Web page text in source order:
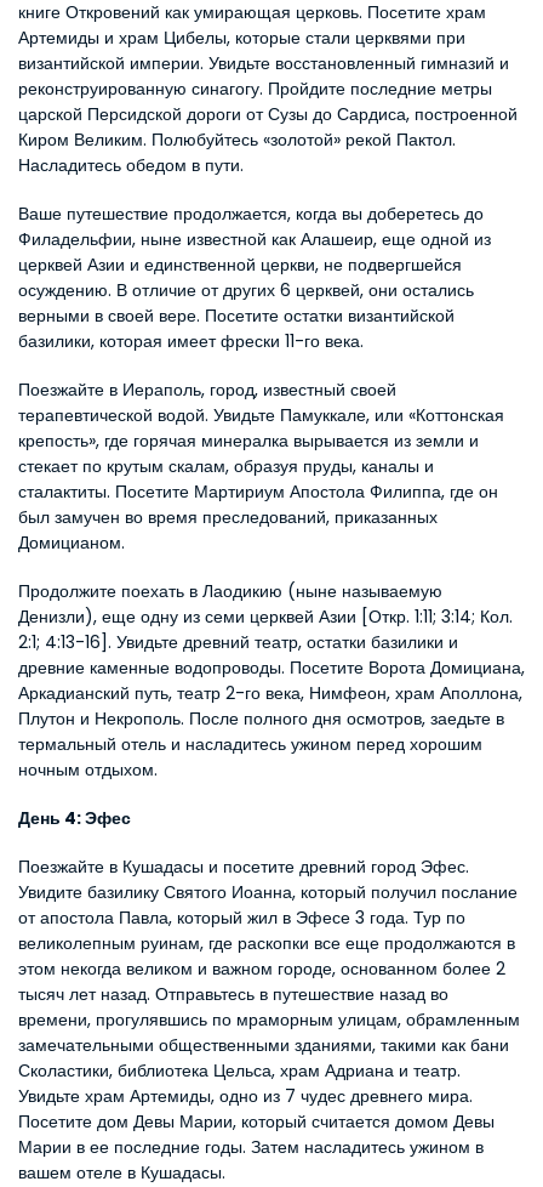
книге Откровений как умирающая церковь. Посетите храм
Артемиды и храм Цибелы, которые стали церквями при
византийской империи. Увидьте восстановленный гимназий и
реконструированную синагогу. Пройдите последние метры
царской Персидской дороги от Сузы до Сардиса, построенной
Киром Великим. Полюбуйтесь «золотой» рекой Пактол.
Насладитесь обедом в пути.
Ваше путешествие продолжается, когда вы доберетесь до
Филадельфии, ныне известной как Алашеир, еще одной из
церквей Азии и единственной церкви, не подвергшейся
осуждению. В отличие от других 6 церквей, они остались
верными в своей вере. Посетите остатки византийской
базилики, которая имеет фрески 11-го века.
Поезжайте в Иераполь, город, известный своей
терапевтической водой. Увидьте Памуккале, или «Коттонская
крепость», где горячая минералка вырывается из земли и
стекает по крутым скалам, образуя пруды, каналы и
сталактиты. Посетите Мартириум Апостола Филиппа, где он
был замучен во время преследований, приказанных
Домицианом.
Продолжите поехать в Лаодикию (ныне называемую
Денизли), еще одну из семи церквей Азии [Откр. 1:11; 3:14; Кол.
2:1; 4:13-16]. Увидьте древний театр, остатки базилики и
древние каменные водопроводы. Посетите Ворота Домициана,
Аркадианский путь, театр 2-го века, Нимфеон, храм Аполлона,
Плутон и Некрополь. После полного дня осмотров, заедьте в
термальный отель и насладитесь ужином перед хорошим
ночным отдыхом.
День 4: Эфес
Поезжайте в Кушадасы и посетите древний город Эфес.
Увидите базилику Святого Иоанна, который получил послание
от апостола Павла, который жил в Эфесе 3 года. Тур по
великолепным руинам, где раскопки все еще продолжаются в
этом некогда великом и важном городе, основанном более 2
тысяч лет назад. Отправьтесь в путешествие назад во
времени, прогулявшись по мраморным улицам, обрамленным
замечательными общественными зданиями, такими как бани
Сколастики, библиотека Цельса, храм Адриана и театр.
Увидьте храм Артемиды, одно из 7 чудес древнего мира.
Посетите дом Девы Марии, который считается домом Девы
Марии в ее последние годы. Затем насладитесь ужином в
вашем отеле в Кушадасы.